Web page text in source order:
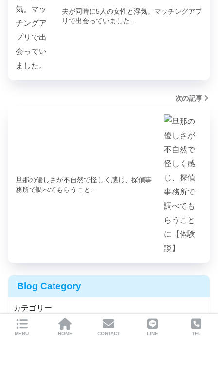
夫が同時に5人の女性と浮気。マッチングアプ
リで出会っていました…
次の記事
旦那の優しさが不自然で怪しく感じ、探偵事
務所で調べてもらうこと…
Blog Category
カテゴリー
MENU HOME CONTACT LINE TEL